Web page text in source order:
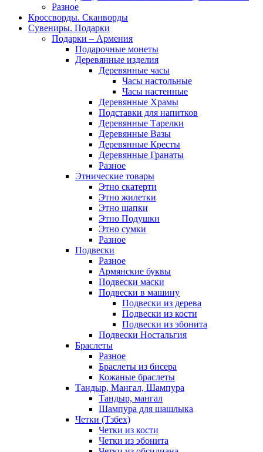
Разное
Кроссворды. Сканворды
Сувениры. Подарки
Подарки – Армения
Подарочные монеты
Деревянные изделия
Деревянные часы
Часы настольные
Часы настенные
Деревянные Храмы
Подставки для напитков
Деревянные Тарелки
Деревянные Вазы
Деревянные Кресты
Деревянные Гранаты
Разное
Этнические товары
Этно скатерти
Этно жилетки
Этно шапки
Этно Подушки
Этно сумки
Разное
Подвески
Разное
Армянские буквы
Подвески маски
Подвески в машину
Подвески из дерева
Подвески из кости
Подвески из эбонита
Подвески Ностальгия
Браслеты
Разное
Браслеты из бисера
Кожаные браслеты
Тандыр, Мангал, Шампура
Тандыр, мангал
Шампура для шашлыка
Четки (Тзбех)
Четки из кости
Четки из эбонита